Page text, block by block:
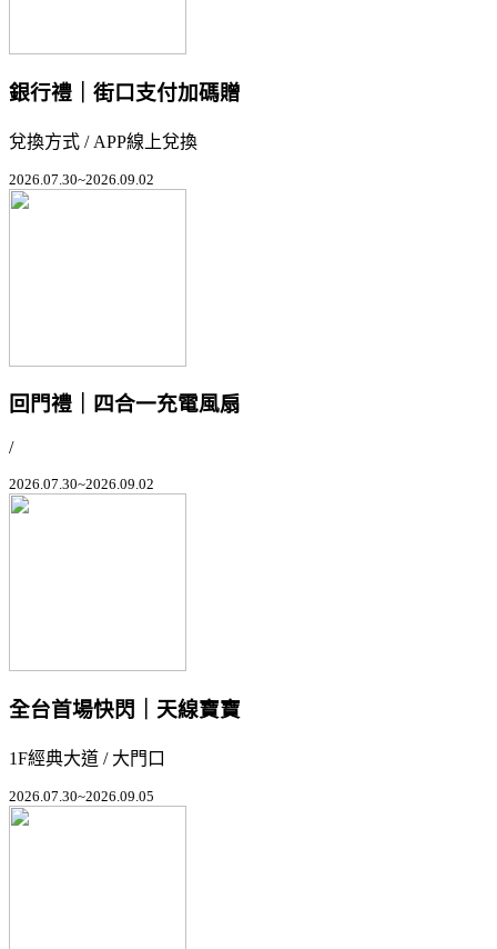
銀行禮｜街口支付加碼贈
兌換方式 / APP線上兌換
2026.07.30~2026.09.02
回門禮｜四合一充電風扇
/
2026.07.30~2026.09.02
全台首場快閃｜天線寶寶
1F經典大道 / 大門口
2026.07.30~2026.09.05